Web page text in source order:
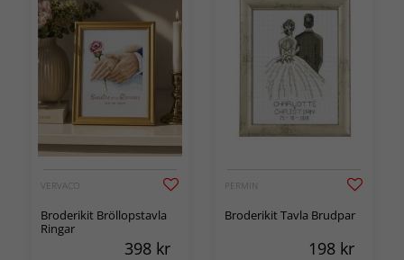
VERVACO
Broderikit Bröllopstavla
Ringar
398 kr
PERMIN
Broderikit Tavla Brudpar
198 kr